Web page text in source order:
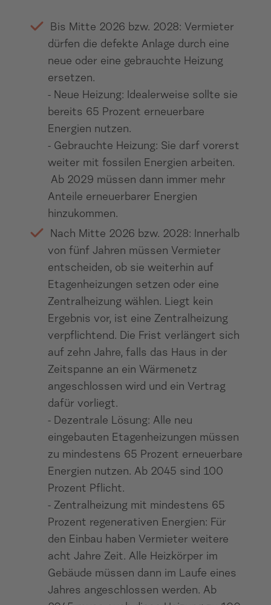
Bis Mitte 2026 bzw. 2028: Vermieter
dürfen die defekte Anlage durch eine
neue oder eine gebrauchte Heizung
ersetzen.
- Neue Heizung: Idealerweise sollte sie
bereits 65 Prozent erneuerbare
Energien nutzen.
- Gebrauchte Heizung: Sie darf vorerst
weiter mit fossilen Energien arbeiten.
Ab 2029 müssen dann immer mehr
Anteile erneuerbarer Energien
hinzukommen.
Nach Mitte 2026 bzw. 2028: Innerhalb
von fünf Jahren müssen Vermieter
entscheiden, ob sie weiterhin auf
Etagenheizungen setzen oder eine
Zentralheizung wählen. Liegt kein
Ergebnis vor, ist eine Zentralheizung
verpflichtend. Die Frist verlängert sich
auf zehn Jahre, falls das Haus in der
Zeitspanne an ein Wärmenetz
angeschlossen wird und ein Vertrag
dafür vorliegt.
- Dezentrale Lösung: Alle neu
eingebauten Etagenheizungen müssen
zu mindestens 65 Prozent erneuerbare
Energien nutzen. Ab 2045 sind 100
Prozent Pflicht.
- Zentralheizung mit mindestens 65
Prozent regenerativen Energien: Für
den Einbau haben Vermieter weitere
acht Jahre Zeit. Alle Heizkörper im
Gebäude müssen dann im Laufe eines
Jahres angeschlossen werden. Ab